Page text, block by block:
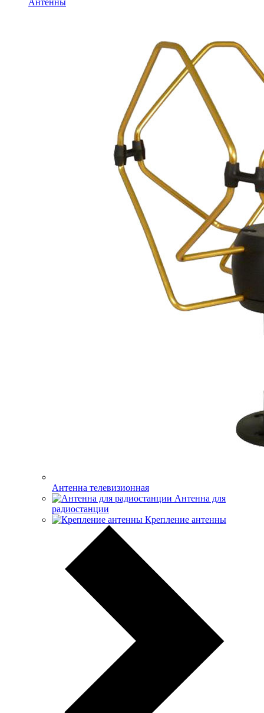
Антенна телевизионная
Антенна для
радиостанции
Крепление антенны